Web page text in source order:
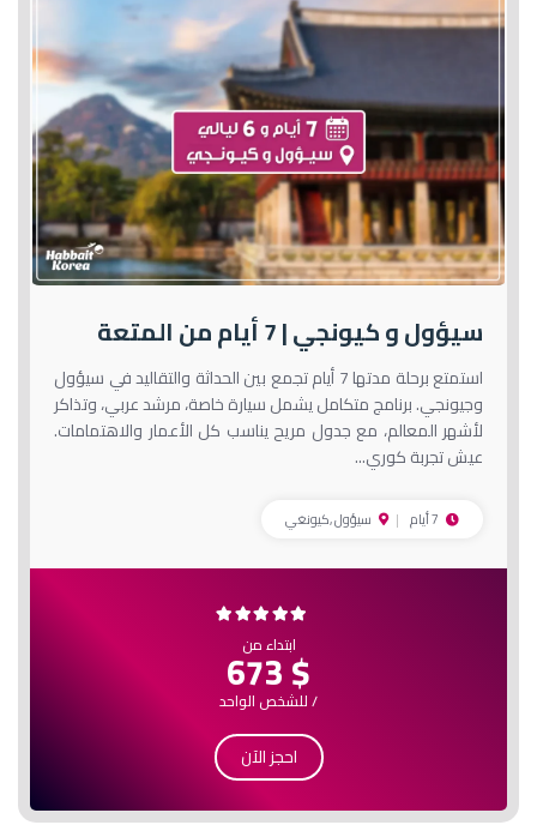
سيؤول و كيونجي | 7 أيام من المتعة
استمتع برحلة مدتها 7 أيام تجمع بين الحداثة والتقاليد في سيؤول
وجيونجي. برنامج متكامل يشمل سيارة خاصة، مرشد عربي، وتذاكر
لأشهر المعالم، مع جدول مريح يناسب كل الأعمار والاهتمامات.
عيش تجربة كوري...
سيؤول ,كيونغي
ابتداء من$ 673
/ للشخص الواحد
احجز الآن